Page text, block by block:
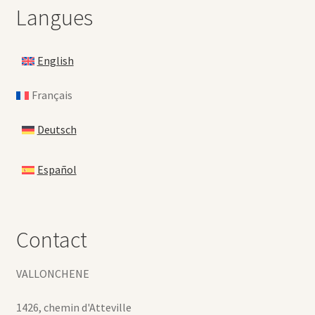
Langues
English
Français
Deutsch
Español
Contact
VALLONCHENE
1426, chemin d'Atteville